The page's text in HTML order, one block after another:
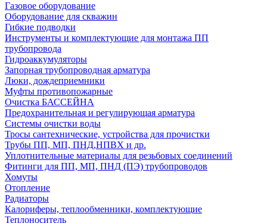
Газовое оборудование
Оборудование для скважин
Гибкие подводки
Инструменты и комплектующие для монтажа ПП
трубопровода
Гидроаккумуляторы
Запорная трубопроводная арматура
Люки, дождеприемники
Муфты противопожарные
Очистка БАССЕЙНА
Предохранительная и регулирующая арматура
Системы очистки воды
Тросы сантехнические, устройства для прочистки
Трубы ПП, МП, ПНД,НПВХ и др.
Уплотнительные материалы для резьбовых соединений
Фитинги для ПП, МП, ПНД (ПЭ) трубопроводов
Хомуты
Отопление
Радиаторы
Калориферы, теплообменники, комплектующие
Теплоноситель